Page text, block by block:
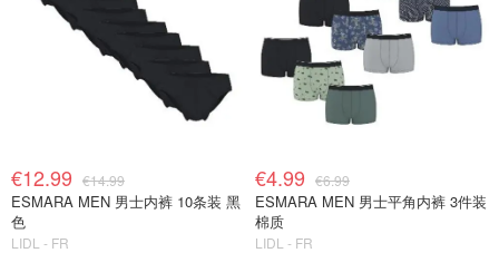
€12.99 €14.99
ESMARA MEN 男士内裤 10条装 黑
色
LIDL - FR
€4.99 €6.99
ESMARA MEN 男士平角内裤 3件装
棉质
LIDL - FR